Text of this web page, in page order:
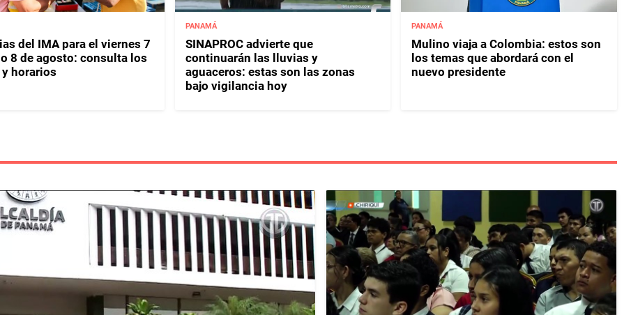
del IMA para el viernes 7
8 de agosto: consulta los
horarios
PANAMÁ
SINAPROC advierte que
continuarán las lluvias y
aguaceros: estas son las zonas
bajo vigilancia hoy
PANAMÁ
Mulino viaja a Colombia: estos son
los temas que abordará con el
nuevo presidente